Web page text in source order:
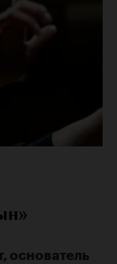
основатель